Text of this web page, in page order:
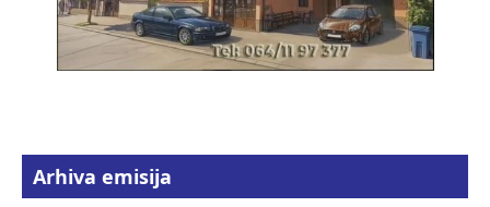
Arhiva emisija